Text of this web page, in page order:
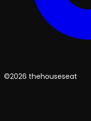
©2026 thehouseseat